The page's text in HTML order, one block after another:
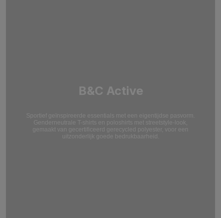
B&C Active
Sportief geïnspireerde essentials met een eigentijdse pasvorm.
Genderneutrale T-shirts en poloshirts met streetstyle-look,
gemaakt van gecertificeerd gerecycled polyester, voor een
uitzonderlijk goede bedrukbaarheid.